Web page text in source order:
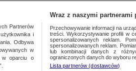
Partnerów
i
Odbywa
w
w oparciu o
Wraz z naszymi partnerami
Przechowywanie informacji na
treści. Wykorzystywanie profili w
spersonalizowanych reklam.
spersonalizowanych reklam.
lub kombinacji danych z
ograniczonych danych do wyboru
Lista partnerów (dostawców)